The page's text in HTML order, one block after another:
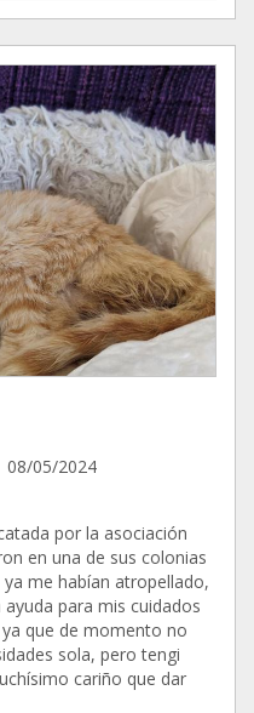
08/05/2024
por la asociación
en una de sus colonias
me habían atropellado,
para mis cuidados
que de momento no
sola, pero tengi
cariño que dar